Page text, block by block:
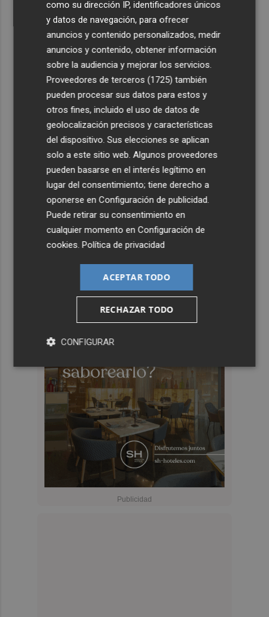
como su dirección IP, identificadores únicos
y datos de navegación, para ofrecer
anuncios y contenido personalizados, medir
anuncios y contenido, obtener información
sobre la audiencia y mejorar los servicios.
Proveedores de terceros (1725) también
pueden procesar sus datos para estos y
otros fines, incluido el uso de datos de
geolocalización precisos y características
del dispositivo. Sus elecciones se aplican
solo a este sitio web. Algunos proveedores
pueden basarse en el interés legítimo en
lugar del consentimiento; tiene derecho a
oponerse enConfiguración de publicidad.
Puede retirar su consentimiento en
cualquier momento enConfiguración de
cookies.Política de privacidad
ACEPTAR TODO
RECHAZAR TODO
CONFIGURAR